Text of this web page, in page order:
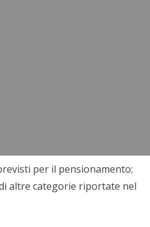
per il pensionamento;
altre categorie riportate nel